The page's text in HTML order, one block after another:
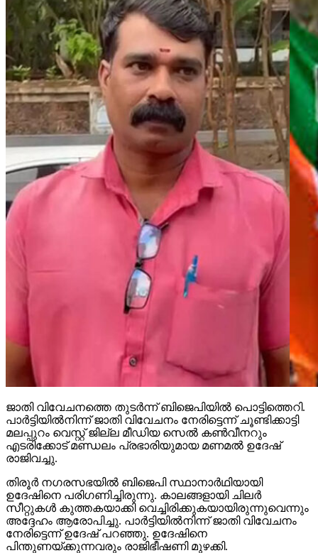
ജാതി വിവേചനത്തെ തുടര്‍ന്ന് ബിജെപിയില്‍ പൊട്ടിത്തെറി.
പാര്‍ട്ടിയില്‍നിന്ന് ജാതി വിവേചനം നേരിട്ടെന്ന് ചൂണ്ടിക്കാട്ടി
മലപ്പുറം വെസ്റ്റ് ജില്ല മീഡിയ സെല്‍ കണ്‍വീനറും
എടരിക്കോട് മണ്ഡലം പ്രഭാരിയുമായ മണമല്‍ ഉദേഷ്
രാജിവച്ചു.
തിരൂര്‍ നഗരസഭയില്‍ ബിജെപി സ്ഥാനാര്‍ഥിയായി
ഉദേഷിനെ പരിഗണിച്ചിരുന്നു. കാലങ്ങളായി ചിലര്‍
സീറ്റുകള്‍ കുത്തകയാക്കി വെച്ചിരിക്കുകയായിരുന്നുവെന്നും
അദ്ദേഹം ആരോപിച്ചു. പാര്‍ട്ടിയില്‍നിന്ന് ജാതി വിവേചനം
നേരിട്ടെന്ന് ഉദേഷ് പറഞ്ഞു. ഉദേഷിനെ
പിന്തുണയ്ക്കുന്നവരും രാജിഭീഷണി മുഴക്കി.